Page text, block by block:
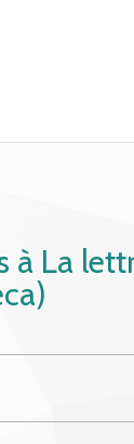
à La